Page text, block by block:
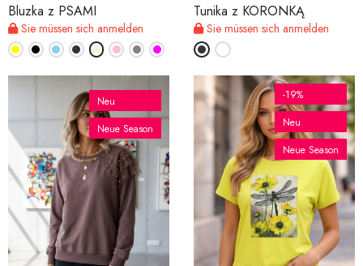
Bluzka z PSAMI
Sie müssen sich anmelden
Tunika z KORONKĄ
Sie müssen sich anmelden
Neu
Neue Season
-19%
Neu
Neue Season